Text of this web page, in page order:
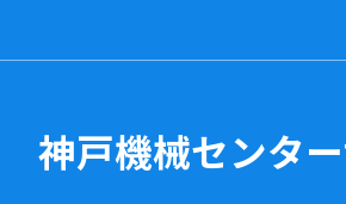
神戸機械センタ